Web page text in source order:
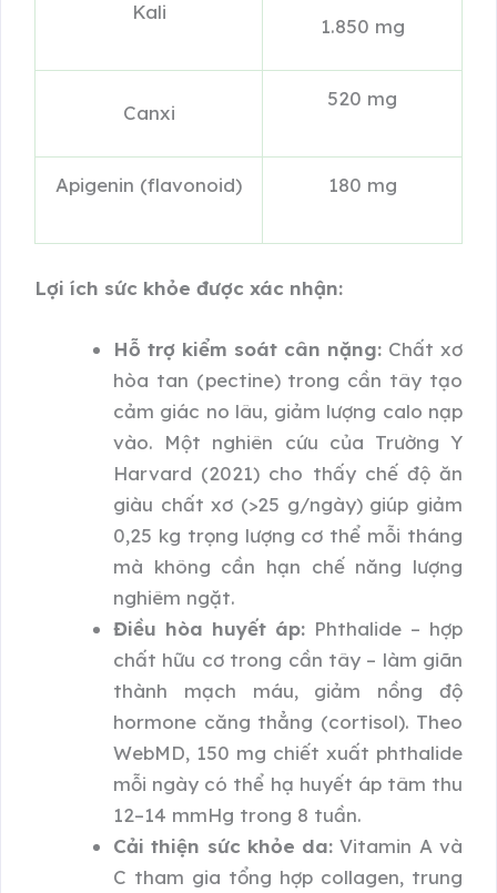
Kali
1.850 mg
Canxi
520 mg
Apigenin (flavonoid) 180 mg
Lợi ích sức khỏe được xác nhận:
Hỗ trợ kiểm soát cân nặng: Chất xơ
hòa tan (pectine) trong cần tây tạo
cảm giác no lâu, giảm lượng calo nạp
vào. Một nghiên cứu của Trường Y
Harvard (2021) cho thấy chế độ ăn
giàu chất xơ (>25 g/ngày) giúp giảm
0,25 kg trọng lượng cơ thể mỗi tháng
mà không cần hạn chế năng lượng
nghiêm ngặt.
Điều hòa huyết áp: Phthalide – hợp
chất hữu cơ trong cần tây – làm giãn
thành mạch máu, giảm nồng độ
hormone căng thẳng (cortisol). Theo
WebMD, 150 mg chiết xuất phthalide
mỗi ngày có thể hạ huyết áp tâm thu
12–14 mmHg trong 8 tuần.
Cải thiện sức khỏe da: Vitamin A và
C tham gia tổng hợp collagen, trung